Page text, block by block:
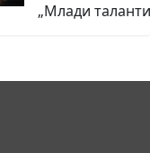
„Млади